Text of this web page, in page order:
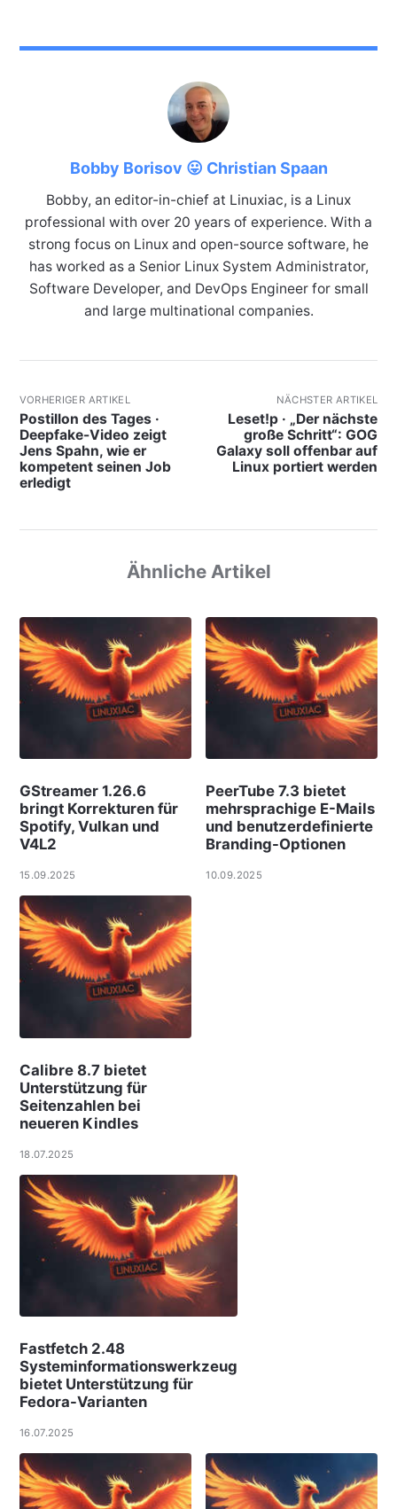
Bobby Borisov 😛 Christian Spaan
Bobby, an editor-in-chief at Linuxiac, is a Linux
professional with over 20 years of experience. With a
strong focus on Linux and open-source software, he
has worked as a Senior Linux System Administrator,
Software Developer, and DevOps Engineer for small
and large multinational companies.
VORHERIGER ARTIKEL
Postillon des Tages ·
Deepfake-Video zeigt
Jens Spahn, wie er
kompetent seinen Job
erledigt
NÄCHSTER ARTIKEL
Leset!p · „Der nächste
große Schritt“: GOG
Galaxy soll offenbar auf
Linux portiert werden
Ähnliche Artikel
GStreamer 1.26.6
bringt Korrekturen für
Spotify, Vulkan und
V4L2
15.09.2025
PeerTube 7.3 bietet
mehrsprachige E-Mails
und benutzerdefinierte
Branding-Optionen
10.09.2025
Calibre 8.7 bietet
Unterstützung für
Seitenzahlen bei
neueren Kindles
18.07.2025
Fastfetch 2.48
Systeminformationswerkzeug
bietet Unterstützung für
Fedora-Varianten
16.07.2025